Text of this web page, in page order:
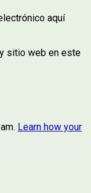
aquí
sitio web en este
Learn how your